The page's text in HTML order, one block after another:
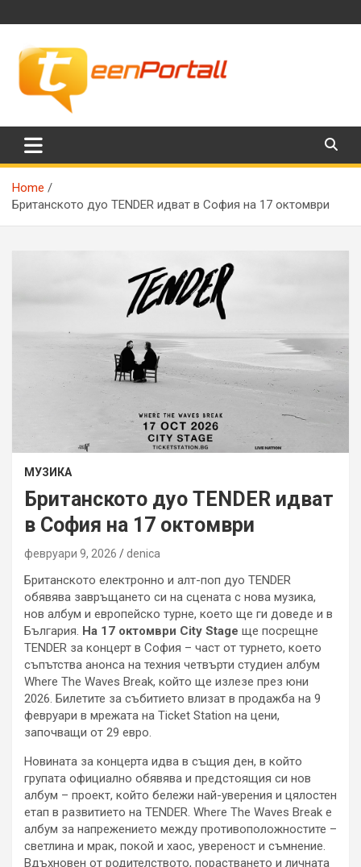
to
TeenPortall
Home
Британското дуо TENDER идват в София на 17 октомври
МУЗИКА
Британското дуо TENDER идват
в София на 17 октомври
февруари 9, 2026 denica
Британското електронно и алт-поп дуо TENDER
обявява завръщането си на сцената с нова музика,
нов албум и европейско турне, което ще ги доведе и в
България. На 17 октомври City Stage ще посрещне
TENDER за концерт в София – част от турнето, което
съпътства анонса на техния четвърти студиен албум
Where The Waves Break, който ще излезе през юни
2026. Билетите за събитието влизат в продажба на 9
февруари в мрежата на Ticket Station на цени,
започващи от 29 евро.
Новината за концерта идва в същия ден, в който
групата официално обявява и предстоящия си нов
албум – проект, който бележи най-уверения и цялостен
етап в развитието на TENDER. Where The Waves Break е
албум за напрежението между противоположностите –
светлина и мрак, покой и хаос, увереност и съмнение.
Вдъхновен от родителството, порастването и личната